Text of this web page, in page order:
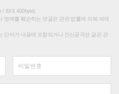
/ 최대 400byte)
명예를 훼손하는 댓글은 관련 법률에 의해 제재
단어가 내용에 포함되거나 인신공격성 글은 관